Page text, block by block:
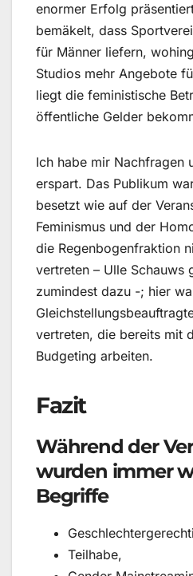
enormer Erfolg
bemäkelt, dass
für Männer liefern,
Studios mehr Angebote
liegt die feministische
öffentliche Gelder
Ich habe mir Nachfragen
erspart. Das Publikum
besetzt wie auf der
Feminismus und der
die Regenbogenfraktion
vertreten – Ulle Schauws
zumindest dazu -; hier
vertreten, die bereits mit
Budgeting arbeiten.
Fazit
Während der
wurden immer
Begriffe
Teilhabe,